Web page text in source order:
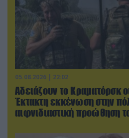
05.08.2026 | 22:02
Αδειάζουν το Κραματόρσκ
Έκτακτη εκκένωση στην
αιφνιδιαστική προώθηση